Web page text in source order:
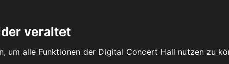
veraltet
um alle Funktionen der Digital Concert Hall nutzen zu